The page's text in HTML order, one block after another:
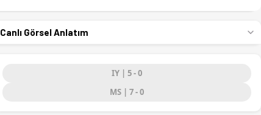
Canlı Görsel Anlatım
IY | 5 - 0
MS | 7 - 0